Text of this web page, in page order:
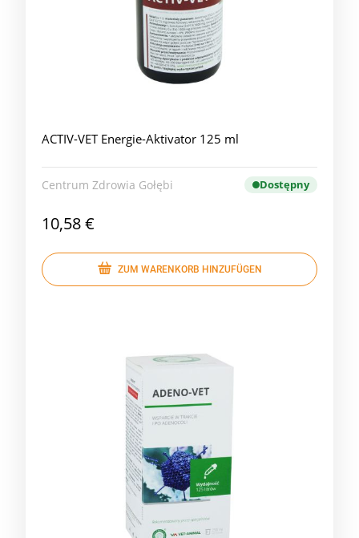
ACTIV-VET Energie-Aktivator 125 ml
Centrum Zdrowia Gołębi Dostępny
10,58 €
ZUM WARENKORB HINZUFÜGEN